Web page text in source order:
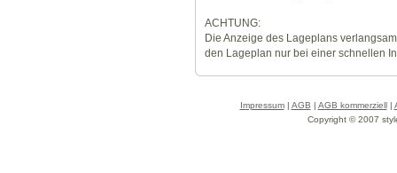
ACHTUNG:
Die Anzeige des Lageplans
den Lageplan nur bei einer schnellen
Impressum| AGB | AGB kommerziell|
Copyright © 2007